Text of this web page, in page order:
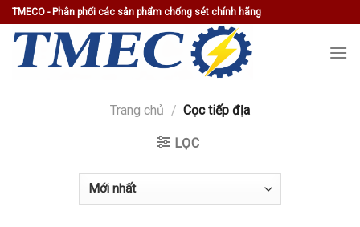
Skip
to
content
TMECO - Phân phối các sản phẩm chống sét chính hãng
Trang chủ / Cọc tiếp địa
LỌC